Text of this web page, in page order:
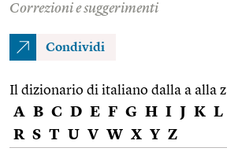
Correzioni e suggerimenti
Condividi
Il dizionario di italiano dalla a alla z
A B C D E F G H I J K L
R S T U V W X Y Z